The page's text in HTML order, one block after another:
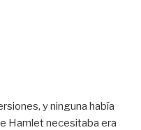
y ninguna había
Hamlet necesitaba era